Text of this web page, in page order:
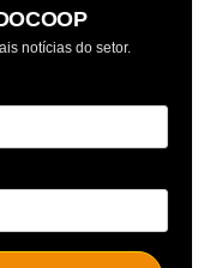
notícias do setor.